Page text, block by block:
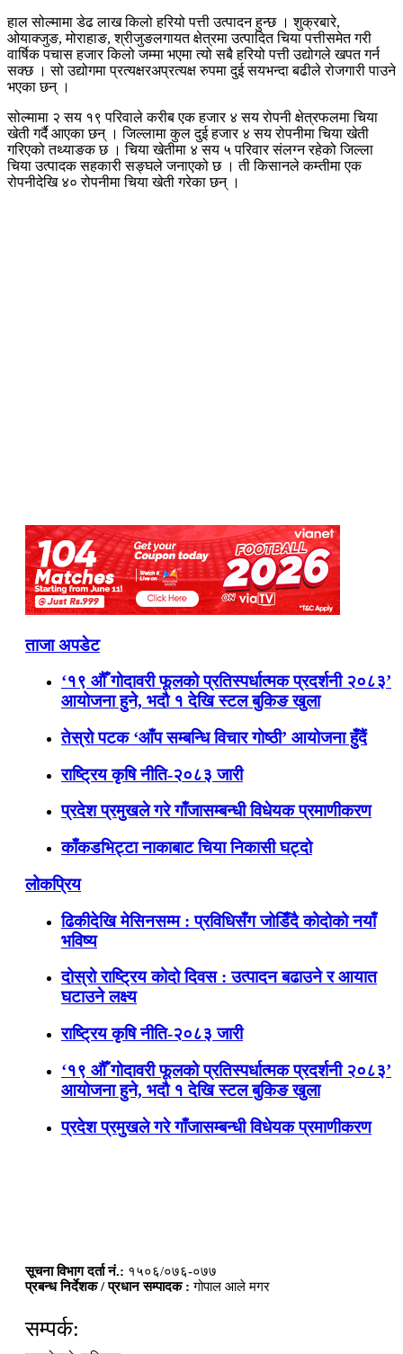
हाल सोल्मामा डेढ लाख किलो हरियो पत्ती उत्पादन हुन्छ । शुक्रबारे,
ओयाक्जुङ, मोराहाङ, श्रीजुङलगायत क्षेत्रमा उत्पादित चिया पत्तीसमेत गरी
वार्षिक पचास हजार किलो जम्मा भएमा त्यो सबै हरियो पत्ती उद्योगले खपत गर्न
सक्छ । सो उद्योगमा प्रत्यक्षरअप्रत्यक्ष रुपमा दुई सयभन्दा बढीले रोजगारी पाउने
भएका छन् ।
सोल्मामा २ सय १९ परिवाले करीब एक हजार ४ सय रोपनी क्षेत्रफलमा चिया
खेती गर्दै आएका छन् । जिल्लामा कुल दुई हजार ४ सय रोपनीमा चिया खेती
गरिएको तथ्याङक छ । चिया खेतीमा ४ सय ५ परिवार संलग्न रहेको जिल्ला
चिया उत्पादक सहकारी सङ्घले जनाएको छ । ती किसानले कम्तीमा एक
रोपनीदेखि ४० रोपनीमा चिया खेती गरेका छन् ।
ताजा अपडेट
‘१९ औँ गोदावरी फूलको प्रतिस्पर्धात्मक प्रदर्शनी २०८३’
आयोजना हुने, भदौ १ देखि स्टल बुकिङ खुला
तेस्रो पटक ‘आँप सम्बन्धि विचार गोष्ठी’ आयोजना हुँदैं
राष्ट्रिय कृषि नीति-२०८३ जारी
प्रदेश प्रमुखले गरे गाँजासम्बन्धी विधेयक प्रमाणीकरण
काँकडभिट्टा नाकाबाट चिया निकासी घट्दो
लोकप्रिय
ढिकीदेखि मेसिनसम्म : प्रविधिसँग जोडिँदै कोदोको नयाँ
भविष्य
दोस्रो राष्ट्रिय कोदो दिवस : उत्पादन बढाउने र आयात
घटाउने लक्ष्य
राष्ट्रिय कृषि नीति-२०८३ जारी
‘१९ औँ गोदावरी फूलको प्रतिस्पर्धात्मक प्रदर्शनी २०८३’
आयोजना हुने, भदौ १ देखि स्टल बुकिङ खुला
प्रदेश प्रमुखले गरे गाँजासम्बन्धी विधेयक प्रमाणीकरण
सूचना विभाग दर्ता नं.: १५०६/०७६-०७७
प्रबन्ध निर्देशक / प्रधान सम्पादक : गोपाल आले मगर
सम्पर्क: